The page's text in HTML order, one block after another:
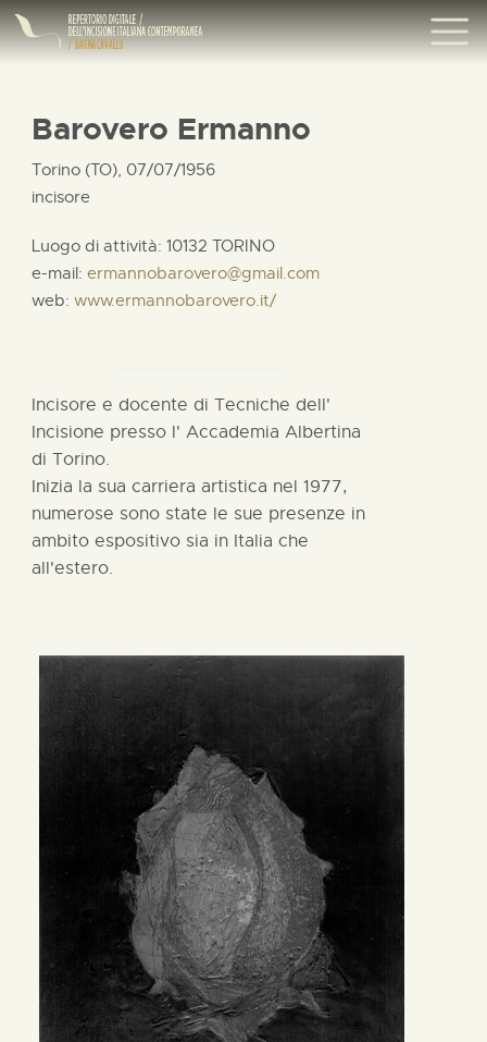
Barovero Ermanno
Torino (TO), 07/07/1956
incisore
Luogo di attività: 10132 TORINO
e-mail: ermannobarovero@gmail.com
web: www.ermannobarovero.it/
Incisore e docente di Tecniche dell'
Incisione presso l' Accademia Albertina
di Torino.
Inizia la sua carriera artistica nel 1977,
numerose sono state le sue presenze in
ambito espositivo sia in Italia che
all'estero.